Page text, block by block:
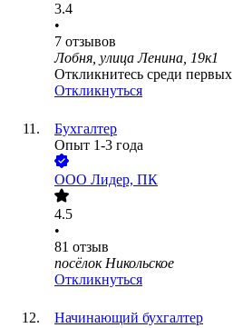
3.4
•
7 отзывов
Лобня, улица Ленина, 19к1
Откликнитесь среди первых
Откликнуться
Бухгалтер
Опыт 1-3 года
ООО Лидер, ПК
4.5
•
81 отзыв
посёлок Никольское
Откликнуться
Начинающий бухгалтер